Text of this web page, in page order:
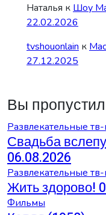
Наталья к Шоу
22.02.2026
tvshouonlain к
27.12.2025
Вы
Развлекательные
Свадьба
06.08.2026
Развлекательные
Жить здорово!
Фильмы